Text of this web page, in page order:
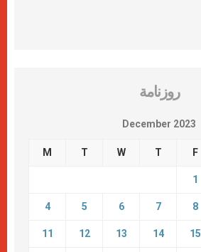
روزنامة
December 2023
M T W T F
1
4 5 6 7 8
11 12 13 14 15